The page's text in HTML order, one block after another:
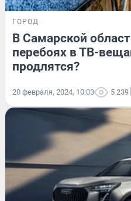
ГОРОД
В Самарской
перебоях в ТВ-
продлятся?
20 февраля, 2024, 10:03 5 239